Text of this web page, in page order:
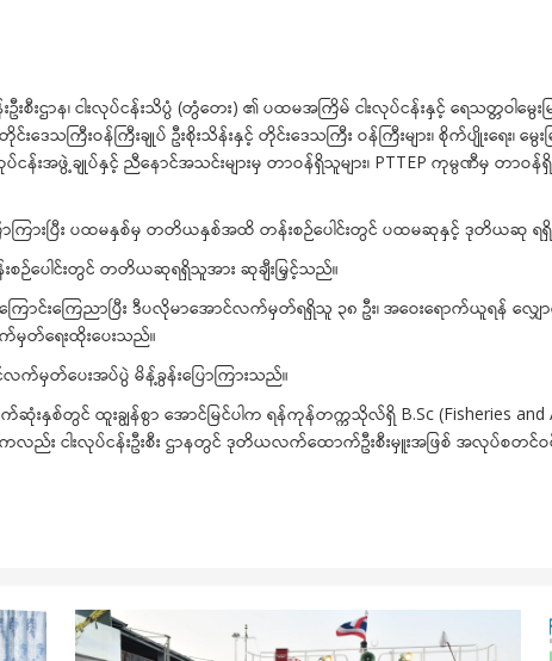
ငန်းဦးစီးဌာန၊ ငါးလုပ်ငန်းသိပ္ပံ (တွံတေး) ၏ ပထမအကြိမ် ငါးလုပ်ငန်းနှင့် ရေသတ္
ေသကြီးဝန်ကြီးချုပ် ဦးစိုးသိန်းနှင့် တိုင်းဒေသကြီး ဝန်ကြီးများ၊ စိုက်ပျိုးရေး၊
ပ်ငန်းအဖွဲ့ချုပ်နှင့် ညီနောင်အသင်းများမှ တာဝန်ရှိသူများ၊ PTTEP ကုမ္ပဏီမှ တာဝ
ောကြားပြီး ပထမနှစ်မှ တတိယနှစ်အထိ တန်းစဉ်ပေါင်းတွင် ပထမဆုနှင့် ဒုတိယဆု ရ
ဉ်ပေါင်းတွင် တတိယဆုရရှိသူအား ဆုချီးမြှင့်သည်။
ောင်းကြေညာပြီး ဒီပလိုမာအောင်လက်မှတ်ရရှိသူ ၃၈ ဦး၊ အဝေးရောက်ယူရန် လျှ
က်မှတ်ရေးထိုးပေးသည်။
မှတ်ပေးအပ်ပွဲ မိန့်ခွန်းပြောကြားသည်။
ောက်ဆုံးနှစ်တွင် ထူးချွန်စွာ အောင်မြင်ပါက ရန်ကုန်တက္ကသိုလ်ရှိ B.Sc
လည်း ငါးလုပ်ငန်းဦးစီး ဌာနတွင် ဒုတိယလက်ထောက်ဦးစီးမှူးအဖြစ် အလုပ်စတင်